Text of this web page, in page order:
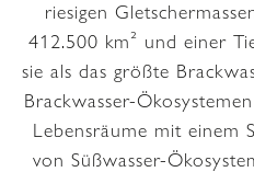
riesigen
412.500 km² und einer
sie als das größte
Brackwasser-
Lebensräume mit einem
von Süßwasser-